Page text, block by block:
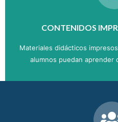
CONTENIDOS
Materiales didácticos
alumnos puedan aprender